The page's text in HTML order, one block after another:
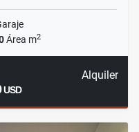
Área m2
Alquiler
USD